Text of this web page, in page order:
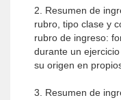
2. Resumen de
rubro, tipo clase y
rubro de ingreso:
durante un
su origen en
3. Resumen de